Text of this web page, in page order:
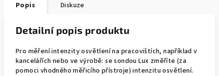
Popis Diskuze
Detailní popis produktu
Pro měření intenzity osvětlení na pracovištích, například v
kancelářích nebo ve výrobě: se sondou Lux změříte (za
pomoci vhodného měřicího přístroje) intenzitu osvětlení.